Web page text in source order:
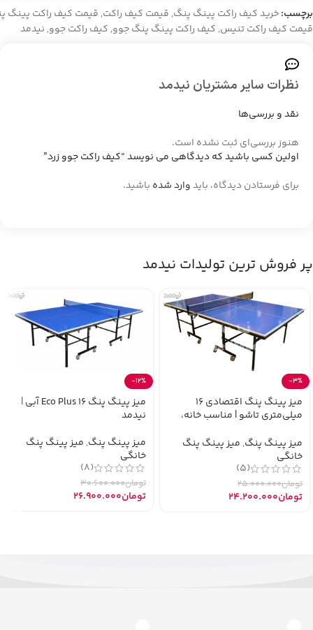
برچسب:خرید کیف راکت پینگ پنگ, قیمت کیف راکت, قیمت کیف راکت پینگ
قیمت کیف راکت تنیس, کیف راکت پینگ پنگ جوو, کیف راکت جوو, نیدمد
نظرات سایر مشتریان نیدمد
نقد و بررسی‌ها
هنوز بررسی‌ای ثبت نشده است.
اولین کسی باشید که دیدگاهی می نویسد “کیف راکت جوو زرد”
برای فرستادن دیدگاه، بایدوارد شده باشید.
پر فروش ترین تولیدات نیدمد
-3%
میز پینگ پنگ اقتصادی 16
میلی‌متری تاشو | مناسب خانه،
میز پینگ پنگ, میز پینگ پنگ
خانگی
(5)
تومان25.000.000
تومان24.200.000
-12%
میز پینگ پنگ Eco Plus 16 آبی |
نیدمد
میز پینگ پنگ, میز پینگ پنگ
خانگی
(8)
تومان30.600.000
تومان26.900.000